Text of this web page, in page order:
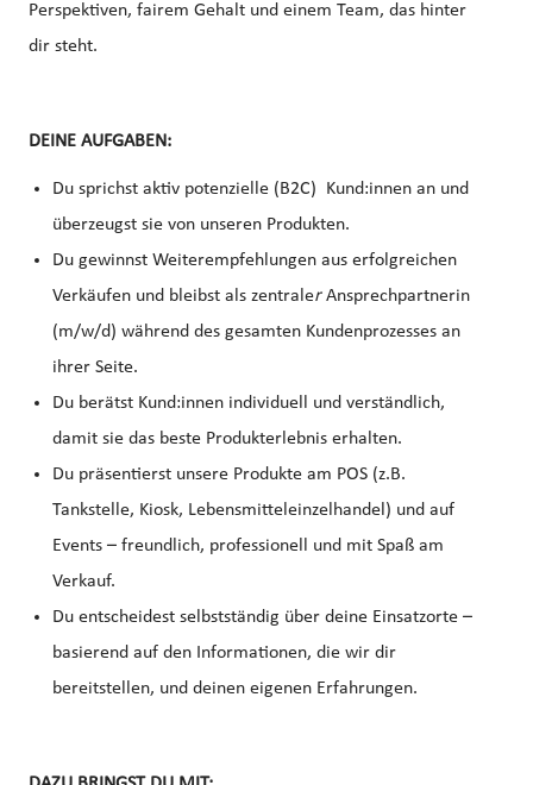
Perspektiven, fairem Gehalt und einem Team, das hinter
dir steht.
DEINE AUFGABEN:
Du sprichst aktiv potenzielle (B2C) Kund:innen an und
überzeugst sie von unseren Produkten.
Du gewinnst Weiterempfehlungen aus erfolgreichen
Verkäufen und bleibst als zentralerAnsprechpartnerin
(m/w/d) während des gesamten Kundenprozesses an
ihrer Seite.
Du berätst Kund:innen individuell und verständlich,
damit sie das beste Produkterlebnis erhalten.
Du präsentierst unsere Produkte am POS (z.B.
Tankstelle, Kiosk, Lebensmitteleinzelhandel) und auf
Events – freundlich, professionell und mit Spaß am
Verkauf.
Du entscheidest selbstständig über deine Einsatzorte –
basierend auf den Informationen, die wir dir
bereitstellen, und deinen eigenen Erfahrungen.